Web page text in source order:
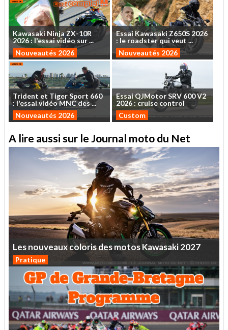
Kawasaki NinjaZX-10R
2026: l'essaividéo sur...
Nouveautés 2026
Essai KawasakiZ650S 2026
: le roadsterquiveut ...
Nouveautés 2026
Trident et TigerSport 660
: l'essaividéoMNCdes...
Nouveautés 2026
EssaiQJMotorSRV 600V2
2026 : cruise control
Custom
A lire aussi sur le Journal moto du Net
LesnouveauxcolorisdesmotosKawasaki2027
Pratique